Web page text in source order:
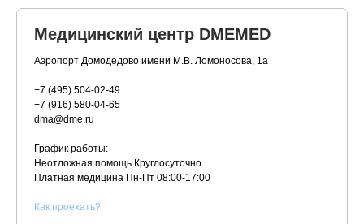
Медицинский центр DMEMED
Аэропорт Домодедово имени М.В. Ломоносова, 1а
+7 (495) 504-02-49
+7 (916) 580-04-65
dma@dme.ru
График работы:
Неотложная помощь Круглосуточно
Платная медицина Пн-Пт 08:00-17:00
Как проехать?